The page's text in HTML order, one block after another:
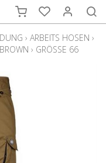
› ARBEITS HOSEN ›
› GRÖSSE 66